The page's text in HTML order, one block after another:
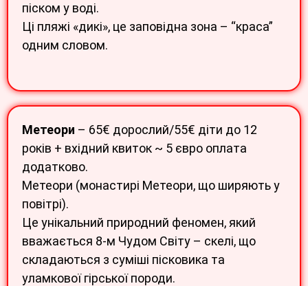
піском у воді.
Ці пляжі «дикі», це заповідна зона – “краса”
одним словом.
Метеори – 65€ дорослий/55€ діти до 12
років + вхідний квиток ~ 5 євро оплата
додатково.
Метеори (монастирі Метеори, що ширяють у
повітрі).
Це унікальний природний феномен, який
вважається 8-м Чудом Світу – скелі, що
складаються з суміші пісковика та
уламкової гірської породи.